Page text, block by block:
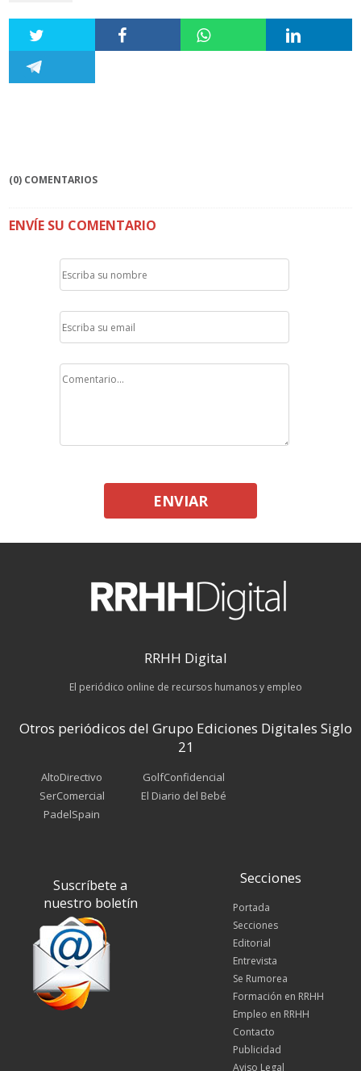
(0) COMENTARIOS
ENVÍE SU COMENTARIO
ENVIAR
RRHH Digital
El periódico online de recursos humanos y empleo
Otros periódicos del Grupo Ediciones Digitales Siglo
21
AltoDirectivo
SerComercial
PadelSpain
GolfConfidencial
El Diario del Bebé
Suscríbete a
nuestro boletín
Secciones
Portada
Secciones
Editorial
Entrevista
Se Rumorea
Formación en RRHH
Empleo en RRHH
Contacto
Publicidad
Aviso Legal